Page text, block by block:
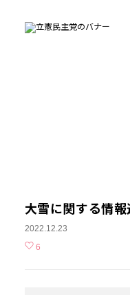
イベント
大雪に関する情報
2022.12.23
6